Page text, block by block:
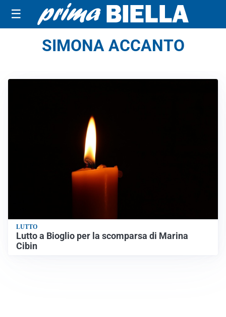
☰
SIMONA ACCANTO
LUTTO
Lutto a Bioglio per la scomparsa di Marina
Cibin